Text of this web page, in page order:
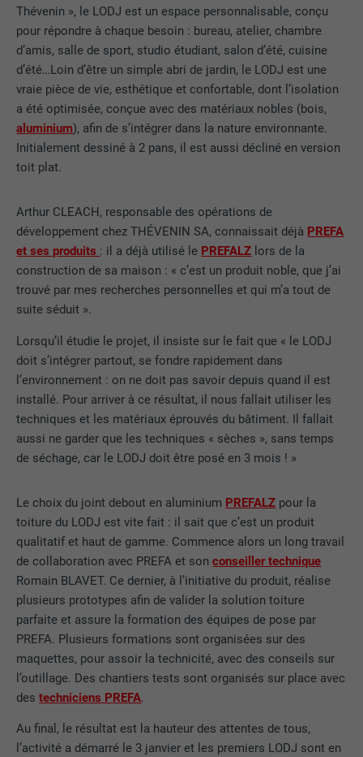
Thévenin », le LODJ est un espace personnalisable, conçu
pour répondre à chaque besoin : bureau, atelier, chambre
d’amis, salle de sport, studio étudiant, salon d’été, cuisine
d’été…Loin d’être un simple abri de jardin, le LODJ est une
vraie pièce de vie, esthétique et confortable, dont l’isolation
a été optimisée, conçue avec des matériaux nobles (bois,
aluminium), afin de s’intégrer dans la nature environnante.
Initialement dessiné à 2 pans, il est aussi décliné en version
toit plat.
Arthur CLEACH, responsable des opérations de
développement chez THÉVENIN SA, connaissait déjà PREFA
et ses produits : il a déjà utilisé le PREFALZ lors de la
construction de sa maison : « c’est un produit noble, que j’ai
trouvé par mes recherches personnelles et qui m’a tout de
suite séduit ».
Lorsqu’il étudie le projet, il insiste sur le fait que « le LODJ
doit s’intégrer partout, se fondre rapidement dans
l’environnement : on ne doit pas savoir depuis quand il est
installé. Pour arriver à ce résultat, il nous fallait utiliser les
techniques et les matériaux éprouvés du bâtiment. Il fallait
aussi ne garder que les techniques « sèches », sans temps
de séchage, car le LODJ doit être posé en 3 mois ! »
Le choix du joint debout en aluminium PREFALZ pour la
toiture du LODJ est vite fait : il sait que c’est un produit
qualitatif et haut de gamme. Commence alors un long travail
de collaboration avec PREFA et sonconseiller technique
Romain BLAVET. Ce dernier, à l’initiative du produit, réalise
plusieurs prototypes afin de valider la solution toiture
parfaite et assure la formation des équipes de pose par
PREFA. Plusieurs formations sont organisées sur des
maquettes, pour assoir la technicité, avec des conseils sur
l’outillage. Des chantiers tests sont organisés sur place avec
destechniciens PREFA.
Au final, le résultat est la hauteur des attentes de tous,
l’activité a démarré le 3 janvier et les premiers LODJ sont en